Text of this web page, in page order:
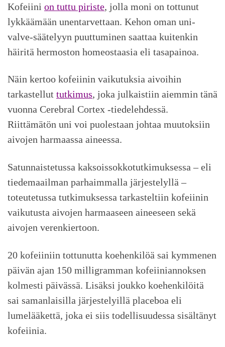
Kofeiini on tuttu piriste, jolla moni on tottunut
lykkäämään unentarvettaan. Kehon oman uni-
valve-säätelyyn puuttuminen saattaa kuitenkin
häiritä hermoston homeostaasia eli tasapainoa.
Näin kertoo kofeiinin vaikutuksia aivoihin
tarkastellut tutkimus, joka julkaistiin aiemmin tänä
vuonna Cerebral Cortex -tiedelehdessä.
Riittämätön uni voi puolestaan johtaa muutoksiin
aivojen harmaassa aineessa.
Satunnaistetussa kaksoissokkotutkimuksessa – eli
tiedemaailman parhaimmalla järjestelyllä –
toteutetussa tutkimuksessa tarkasteltiin kofeiinin
vaikutusta aivojen harmaaseen aineeseen sekä
aivojen verenkiertoon.
20 kofeiiniin tottunutta koehenkilöä sai kymmenen
päivän ajan 150 milligramman kofeiiniannoksen
kolmesti päivässä. Lisäksi joukko koehenkilöitä
sai samanlaisilla järjestelyillä placeboa eli
lumelääkettä, joka ei siis todellisuudessa sisältänyt
kofeiinia.